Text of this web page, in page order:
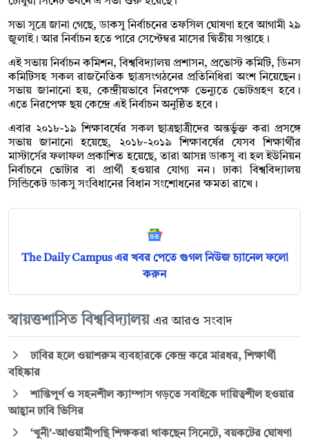
সভা সূত্রে জানা গেছে, ডাকসু নির্বাচনের তফসিল ঘোষণা হবে আগামী ২৯
জুলাই। আর নির্বাচন হতে পারে সেপ্টেম্বর মাসের দ্বিতীয় সপ্তাহে।
এই সভায় নির্বাচন কমিশন, বিশ্ববিদ্যালয় প্রশাসন, প্রভোস্ট কমিটি, ডিনস
কমিটিসহ সকল রাজনৈতিক ছাত্রসংগঠনের প্রতিনিধিরা অংশ নিয়েছেন।
সভায় জানানো হয়, কেন্দ্রীয়ভাবে নিরপেক্ষ ভেন্যুতে ভোটগ্রহণ হবে।
এতে নিরপেক্ষ ছয় কেন্দ্রে এই নির্বাচন অনুষ্ঠিত হবে।
এবার ২০১৮-১৯ শিক্ষাবর্ষের সকল ছাত্রছাত্রীদের অন্তর্ভুক্ত করা প্রসঙ্গে
সভায় জানানো হয়েছে, ২০১৮-২০১৯ শিক্ষাবর্ষের যেসব শিক্ষার্থীর
মাস্টার্সের ফলাফল প্রকাশিত হয়েছে, তারা আসন্ন ডাকসু বা হল ইউনিয়ন
নির্বাচনে ভোটার বা প্রার্থী হওয়ার যোগ্য নন। ঢাকা বিশ্ববিদ্যালয়
সিন্ডিকেট ডাকসু সংবিধানের বিধান সংশোধনের ক্ষমতা রাখে।
The Daily Campus এর খবর পেতে গুগল নিউজ চ্যানেল ফলো
করুন
স্বায়ত্তশাসিত বিশ্ববিদ্যালয় এর আরও সংবাদ
ঢাবির হলে ওয়াশরুম ব্যবহারকে কেন্দ্র করে মারধর, শিক্ষার্থী
বহিষ্কার
শান্তিপূর্ণ ও সহনশীল ক্যাম্পাস গড়তে সবাইকে দায়িত্বশীল হওয়ার
আহ্বান ঢাবি ভিসির
‘খুনী’-আওয়ামীপন্থি শিক্ষকরা থাকছেন সিনেটে, বয়কটের ঘোষণা